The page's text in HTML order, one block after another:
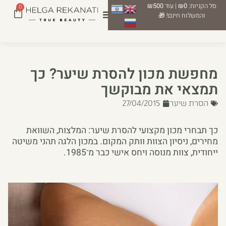
סל הקניות:₪0 | עוד₪500
והמשלוח חינם! 🎁
0
מחפשת מכון להסרת שיער? כך
תמצאי את מבוקשך
הסרת שיער 27/04/2015
כך תבחרי מכון מקצועי להסרת שיער: המלצות, השוואת
מחירים, ניסיון הצוות וותק המקום. במכון הלגה תהני משיטה
ייחודית, צוות מנוסה ויחס אישי כבר מ־1985.